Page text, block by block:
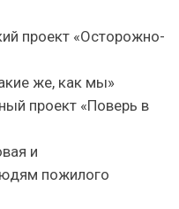
проект «Осторожно-
же, как мы»
проект «Поверь в
и
пожилого